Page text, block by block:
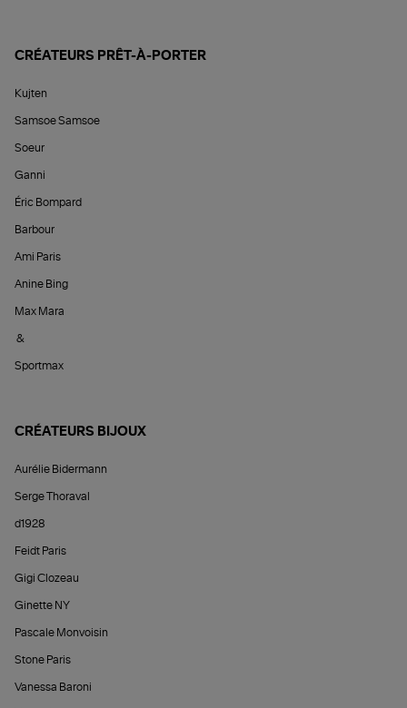
CRÉATEURS PRÊT-À-PORTER
Kujten
Samsoe Samsoe
Soeur
Ganni
Éric Bompard
Barbour
Ami Paris
Anine Bing
Max Mara
&
Sportmax
CRÉATEURS BIJOUX
Aurélie Bidermann
Serge Thoraval
d1928
Feidt Paris
Gigi Clozeau
Ginette NY
Pascale Monvoisin
Stone Paris
Vanessa Baroni